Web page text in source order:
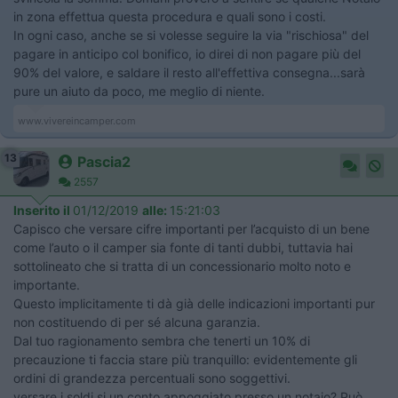
in zona effettua questa procedura e quali sono i costi.
In ogni caso, anche se si volesse seguire la via "rischiosa" del
pagare in anticipo col bonifico, io direi di non pagare più del
90% del valore, e saldare il resto all'effettiva consegna...sarà
pure un aiuto da poco, me meglio di niente.
www.vivereincamper.com
13 Pascia2
2557
Inserito il 01/12/2019 alle: 15:21:03
Capisco che versare cifre importanti per l’acquisto di un bene
come l’auto o il camper sia fonte di tanti dubbi, tuttavia hai
sottolineato che si tratta di un concessionario molto noto e
importante.
Questo implicitamente ti dà già delle indicazioni importanti pur
non costituendo di per sé alcuna garanzia.
Dal tuo ragionamento sembra che tenerti un 10% di
precauzione ti faccia stare più tranquillo: evidentemente gli
ordini di grandezza percentuali sono soggettivi.